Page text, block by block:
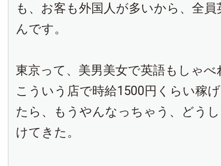
も、お客も外国人が多いから、全
んです。
東京って、美男美女で英語もしゃ
こういう店で時給1500円くらい稼
たら、もうやんなっちゃう、どう
けてきた。